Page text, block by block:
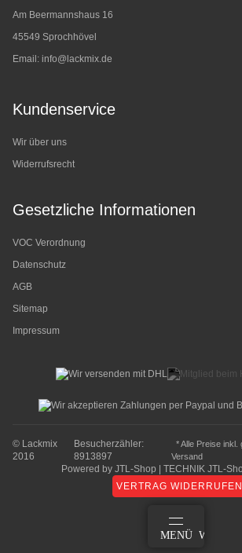
Am Beermannshaus 16
45549 Sprochhövel
Email: info@lackmix.de
Kundenservice
Wir über uns
Widerrufsrecht
Gesetzliche Informationen
VOC Verordnung
Datenschutz
AGB
Sitemap
Impressum
© Lackmix
2016
Besucherzähler:
8913897
* Alle Preise inkl.
Versand
Powered by JTL-Shop
TECHNIK JTL-
VERTRAG WIDERRUFEN
MENÜ